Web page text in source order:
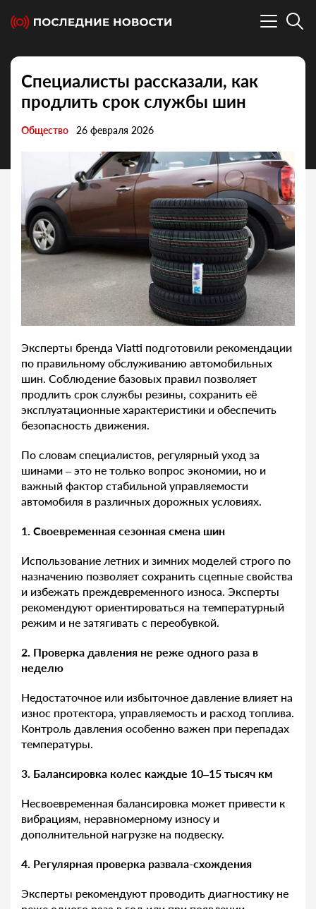
Специалисты рассказали, как
продлить срок службы шин
Общество 26 февраля 2026
Эксперты бренда Viatti подготовили рекомендации
по правильному обслуживанию автомобильных
шин. Соблюдение базовых правил позволяет
продлить срок службы резины, сохранить её
эксплуатационные характеристики и обеспечить
безопасность движения.
По словам специалистов, регулярный уход за
шинами – это не только вопрос экономии, но и
важный фактор стабильной управляемости
автомобиля в различных дорожных условиях.
1. Своевременная сезонная смена шин
Использование летних и зимних моделей строго по
назначению позволяет сохранить сцепные свойства
и избежать преждевременного износа. Эксперты
рекомендуют ориентироваться на температурный
режим и не затягивать с переобувкой.
2. Проверка давления не реже одного раза в
неделю
Недостаточное или избыточное давление влияет на
износ протектора, управляемость и расход топлива.
Контроль давления особенно важен при перепадах
температуры.
3. Балансировка колес каждые 10–15 тысяч км
Несвоевременная балансировка может привести к
вибрациям, неравномерному износу и
дополнительной нагрузке на подвеску.
4. Регулярная проверка развала-схождения
Эксперты рекомендуют проводить диагностику не